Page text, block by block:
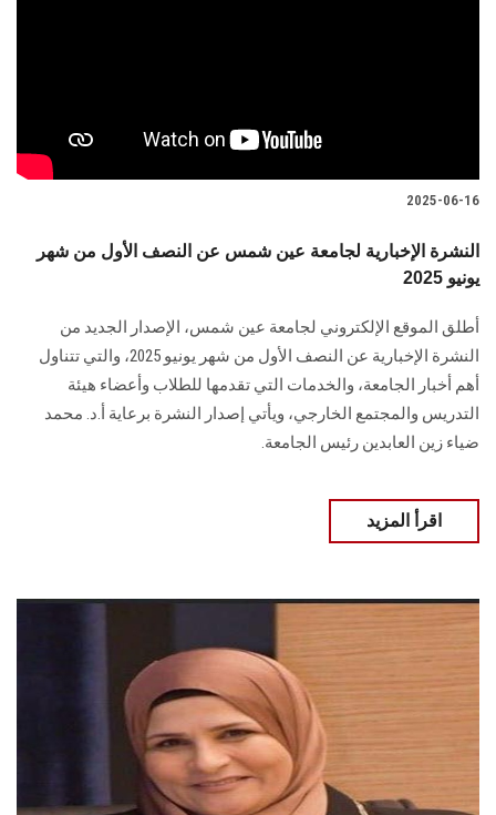
2025-06-16
النشرة الإخبارية لجامعة عين شمس عن النصف الأول من شهر
يونيو 2025
أطلق الموقع الإلكتروني لجامعة عين شمس، الإصدار الجديد من
النشرة الإخبارية عن النصف الأول من شهر يونيو 2025، والتي تتناول
أهم أخبار الجامعة، والخدمات التي تقدمها للطلاب وأعضاء هيئة
التدريس والمجتمع الخارجي، ويأتي إصدار النشرة برعاية أ.د. محمد
ضياء زين العابدين رئيس الجامعة.
اقرأ المزيد